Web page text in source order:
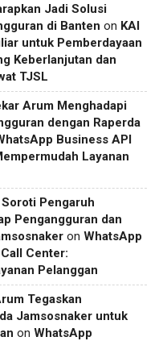
Jadi Solusi
di Banten on KAI
untuk Pemberdayaan
Keberlanjutan dan
TJSL
Arum Menghadapi
dengan Raperda
Business API
Layanan
Pengaruh
Pengangguran dan
on WhatsApp
Center:
Pelanggan
Tegaskan
Jamsosnaker untuk
on WhatsApp